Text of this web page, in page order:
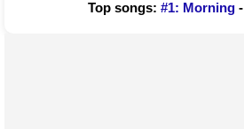
Top songs: #1: Morning-